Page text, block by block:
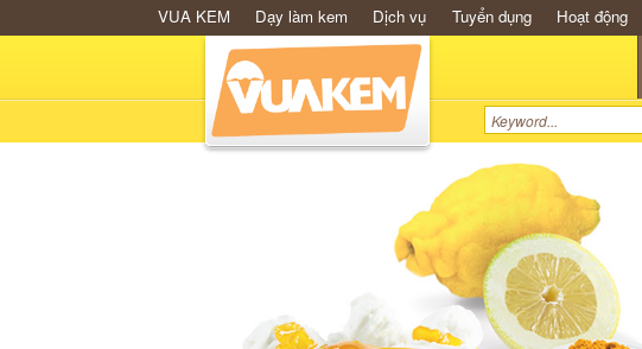
VUA KEM Dạy làm kem Dịch vụ Tuyển dụng Hoạt động